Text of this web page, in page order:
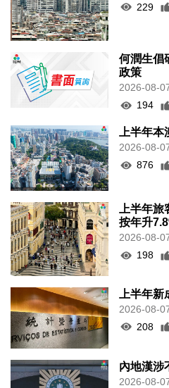
229
何潤生倡
政策
2026-08-
194
上半年
2026-08-
876
上半年
按年升
2026-08-
198
上半年
2026-08-
208
內地漢涉
2026-08-